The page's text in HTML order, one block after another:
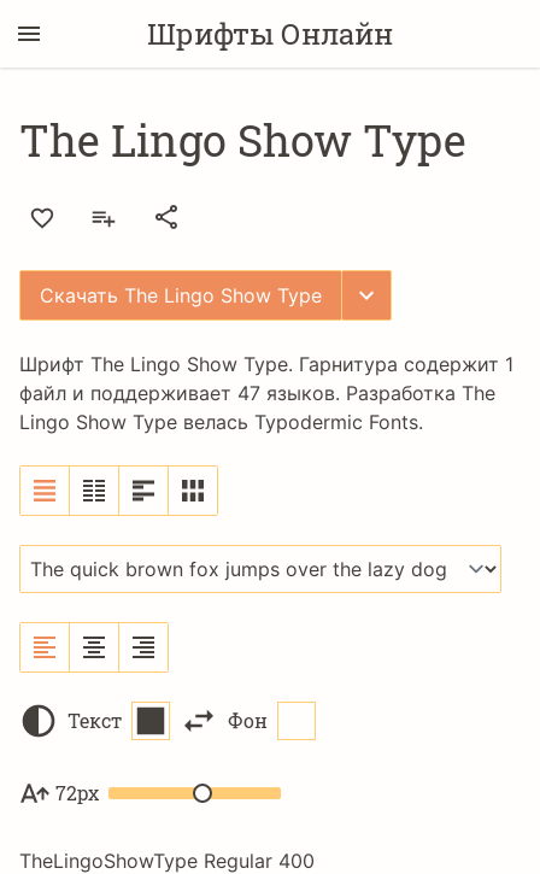
Шрифты Онлайн
The Lingo Show Type
Скачать The Lingo Show Type
Шрифт The Lingo Show Type. Гарнитура содержит 1
файл и поддерживает 47 языков. Разработка The
Lingo Show Type велась Typodermic Fonts.
Текст Фон
72px
TheLingoShowType Regular 400